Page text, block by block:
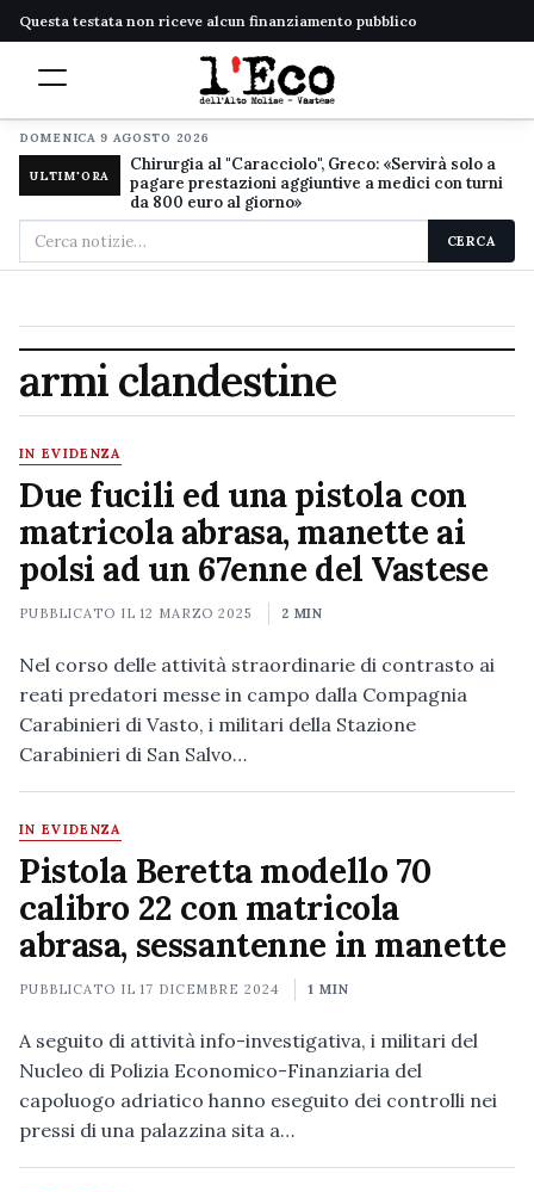
Questa testata non riceve alcun finanziamento pubblico
DOMENICA 9 AGOSTO 2026
ULTIM'ORA
Chirurgia al "Caracciolo", Greco: «Servirà solo a
pagare prestazioni aggiuntive a medici con turni
da 800 euro al giorno»
Cerca
nel
CERCA
armi clandestine
IN EVIDENZA
Due fucili ed una pistola con
matricola abrasa, manette ai
polsi ad un 67enne del Vastese
PUBBLICATO IL12 MARZO 2025 2 MIN
Nel corso delle attività straordinarie di contrasto ai
reati predatori messe in campo dalla Compagnia
Carabinieri di Vasto, i militari della Stazione
Carabinieri di San Salvo…
IN EVIDENZA
Pistola Beretta modello 70
calibro 22 con matricola
abrasa, sessantenne in manette
PUBBLICATO IL17 DICEMBRE 2024 1 MIN
A seguito di attività info-investigativa, i militari del
Nucleo di Polizia Economico-Finanziaria del
capoluogo adriatico hanno eseguito dei controlli nei
pressi di una palazzina sita a…